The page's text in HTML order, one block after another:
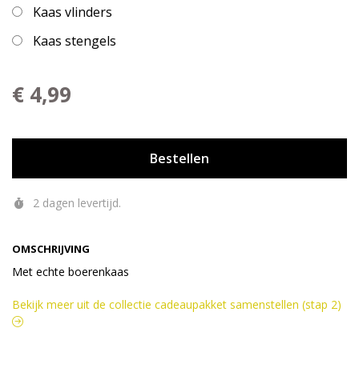
OMSCHRIJVING
Met echte boerenkaas
Kaas vlinders
Kaas stengels
€ 4,99
Bestellen
2 dagen levertijd.
Bekijk meer uit de collectie cadeaupakket samenstellen (stap 2)